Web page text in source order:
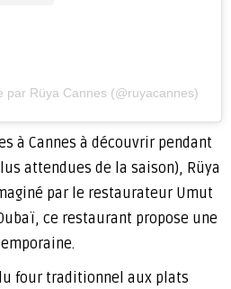
par Rüya Cannes (@ruyacannes)
à Cannes à découvrir pendant
attendues de la saison), Rüya
par le restaurateur Umut
ce restaurant propose une
four traditionnel aux plats